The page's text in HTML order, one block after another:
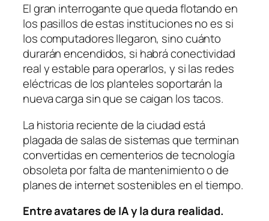
El gran interrogante que queda flotando en
los pasillos de estas instituciones no es si
los computadores llegaron, sino cuánto
durarán encendidos, si habrá conectividad
real y estable para operarlos, y si las redes
eléctricas de los planteles soportarán la
nueva carga sin que se caigan los tacos.
La historia reciente de la ciudad está
plagada de salas de sistemas que terminan
convertidas en cementerios de tecnología
obsoleta por falta de mantenimiento o de
planes de internet sostenibles en el tiempo.
Entre avatares de IA y la dura realidad.